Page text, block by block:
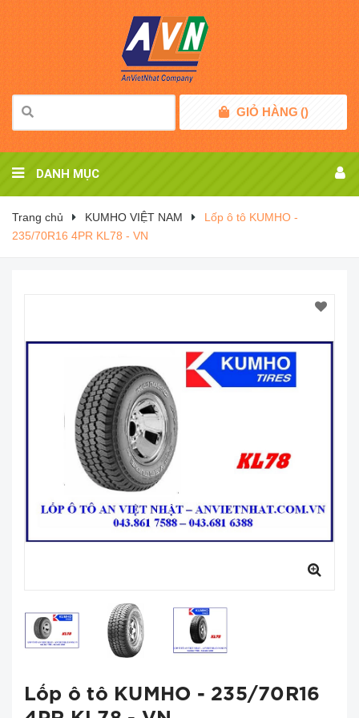
GIỎ HÀNG ()
DANH MỤC
Trang chủ KUMHO VIỆT NAM
Lốp ô tô KUMHO -
235/70R16 4PR KL78 - VN
Lốp ô tô KUMHO - 235/70R16